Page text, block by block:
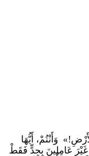
» وَأَنْتُمْ، أَيُّهَا
غَيْرَ عَامِلِينَ بِجِدٍّ فَقَطْ